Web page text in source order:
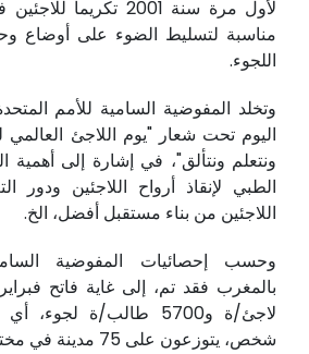
لأول مرة سنة 2001
مناسبة لتسليط الضوء على أوضاع
اللجوء.
وتخلد المفوضية السامية للأمم
ونتعلم ونتألق"، في إشارة إلى أهمية
الطبي لإنقاذ أرواح اللاجئين ودور
اللاجئين من بناء مستقبل أفضل، الخ.
وحسب إحصائيات المفوضية
شخص، يتوزعون على 75 مدينة في مختلف جهات المغرب.